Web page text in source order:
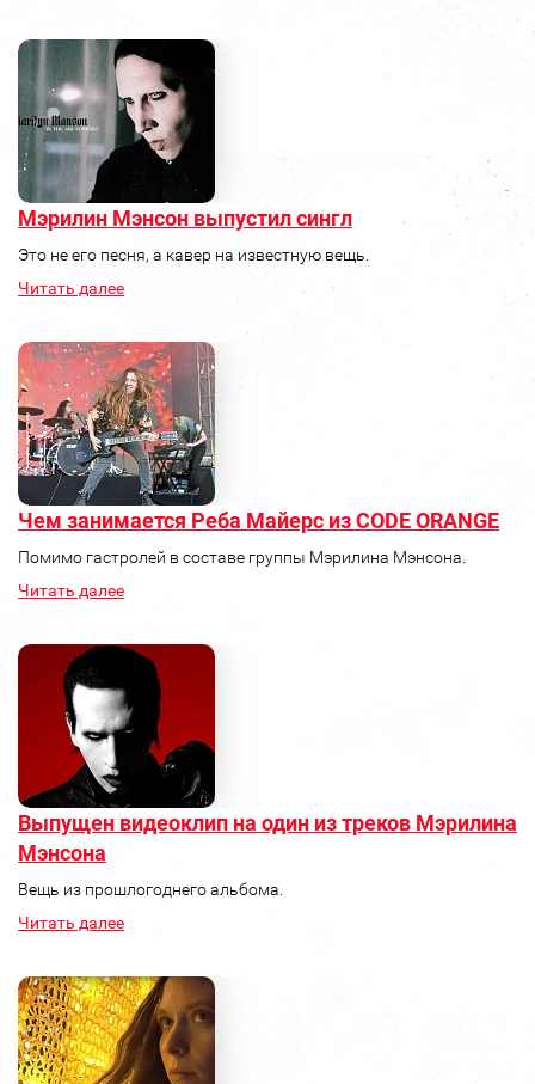
Мэрилин Мэнсон выпустил сингл
Это не его песня, а кавер на известную вещь.
Читать далее
Чем занимается Реба Майерс из CODE ORANGE
Помимо гастролей в составе группы Мэрилина Мэнсона.
Читать далее
Выпущен видеоклип на один из треков Мэрилина
Мэнсона
Вещь из прошлогоднего альбома.
Читать далее